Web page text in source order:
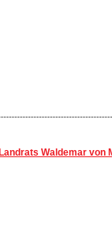
Waldemar von